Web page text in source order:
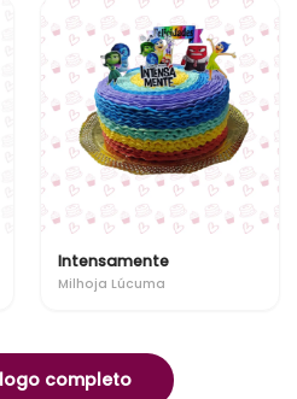
Intensamente
Milhoja Lúcuma
completo